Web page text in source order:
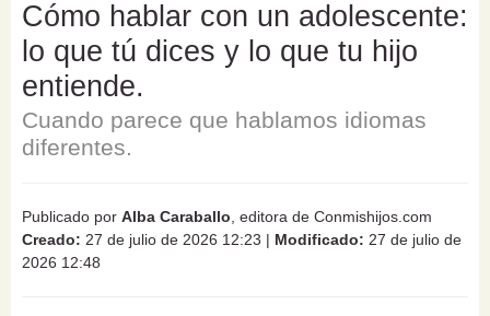
Cómo hablar con un adolescente:
lo que tú dices y lo que tu hijo
entiende.
Cuando parece que hablamos idiomas
diferentes.
Publicado por Alba Caraballo , editora de Conmishijos.com
Creado: 27 de julio de 2026 12:23 | Modificado: 27 de julio de
2026 12:48